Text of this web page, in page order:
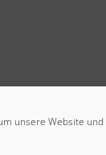
unsere Website